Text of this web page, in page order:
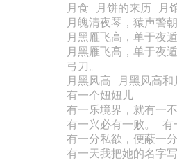
月食
月饼的来历
月
月魄清夜琴，猿声警朝
月黑雁飞高，单于夜遁
月黑雁飞高，单于夜
弓刀。
月黑风高
月黑风高和
有一个妞妞儿
有一乐境界，就有一
有一兴必有一败。
有
有一分私欲，便蔽一分
有一天我把她的名字